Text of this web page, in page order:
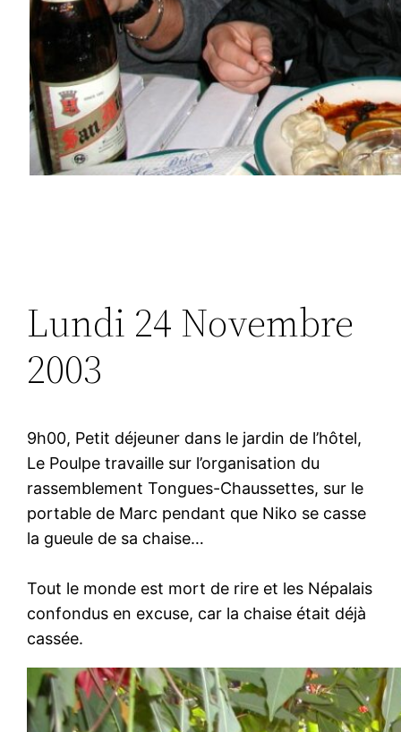
Lundi 24 Novembre
2003
9h00, Petit déjeuner dans le jardin de l’hôtel,
Le Poulpe travaille sur l’organisation du
rassemblement Tongues-Chaussettes, sur le
portable de Marc pendant que Niko se casse
la gueule de sa chaise…
Tout le monde est mort de rire et les Népalais
confondus en excuse, car la chaise était déjà
cassée.